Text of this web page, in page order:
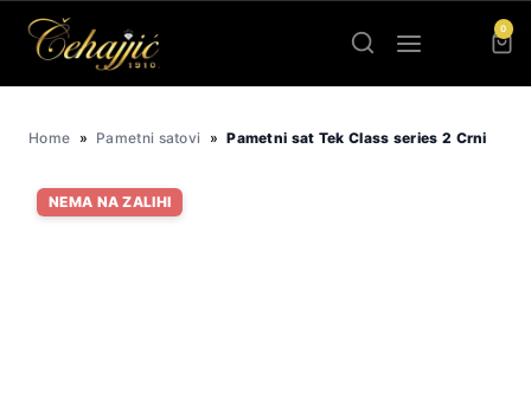
0
Home » Pametni satovi » Pametni sat Tek Class series 2 Crni
NEMA NA ZALIHI